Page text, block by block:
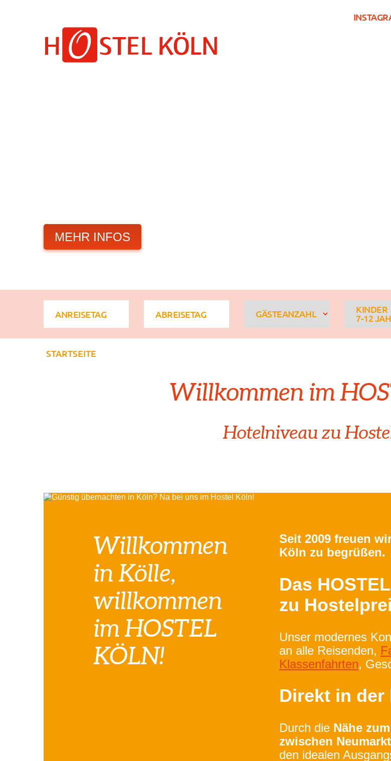
MEHR INFOS
GÄSTEANZAHL KINDER
7-12
STARTSEITE
Willkommen im
Hotelniveau zu
Willkommen
in Kölle,
willkommen
im HOSTEL
KÖLN!
Seit 2009 freuen
Köln zu begrüßen.
Das
zu
Unser modernes
an alle Reisenden,
Klassenfahrten,
Direkt in
Durch die Nähe
zwischen
den idealen